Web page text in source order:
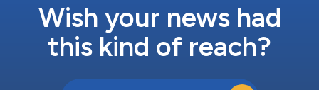
ューマー・テック、家電、小売のあり方...
Wish your news had
this kind of reach?